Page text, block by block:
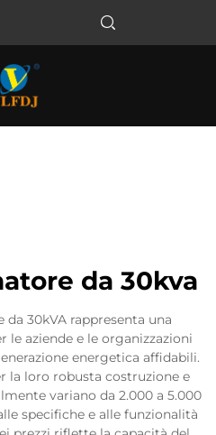
da 30kva
da 30kVA rappresenta una
le aziende e le organizzazioni
energetica affidabili.
la loro robusta costruzione e
variano da 2.000 a 5.000
specifiche e alle funzionalità